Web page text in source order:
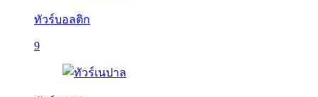
ทัวร์บอลติก
9